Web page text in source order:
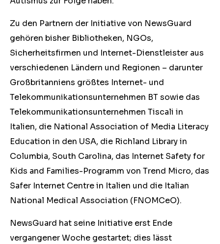
Zu den Partnern der Initiative von NewsGuard
gehören bisher Bibliotheken, NGOs,
Sicherheitsfirmen und Internet-Dienstleister aus
verschiedenen Ländern und Regionen – darunter
Großbritanniens größtes Internet- und
Telekommunikationsunternehmen BT sowie das
Telekommunikationsunternehmen Tiscali in
Italien, die National Association of Media Literacy
Education in den USA, die Richland Library in
Columbia, South Carolina, das Internet Safety for
Kids and Families-Programm von Trend Micro, das
Safer Internet Centre in Italien und die Italian
National Medical Association (FNOMCeO).
NewsGuard hat seine Initiative erst Ende
vergangener Woche gestartet; dies lässt